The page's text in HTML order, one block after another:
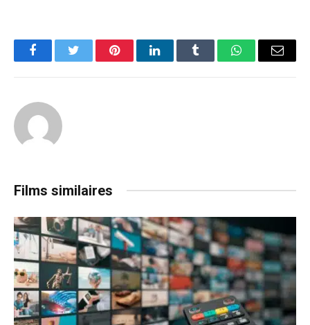
FacebookTwitter PinterestLinkedInTumblr WhatsAppEmail
Films similaires